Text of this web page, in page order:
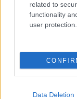
related to
functionality
user protection.
Data Deletion